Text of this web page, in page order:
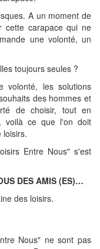
A un moment de
cette carapace qui ne
une volonté, un
toujours seules ?
volonté, les solutions
des hommes et
de choisir, tout en
voilà ce que l'on doit
loisirs.
Entre Nous" s'est
DES AMIS (ES)…
des loisirs.
Nous" ne sont pas